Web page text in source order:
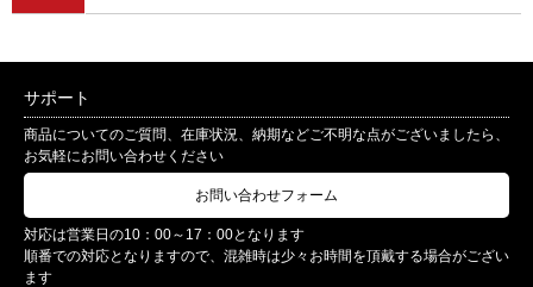
サポート
商品についてのご質問、在庫状況、納期などご不明な点がございましたら、
お気軽にお問い合わせください
お問い合わせフォーム
対応は営業日の10：00～17：00となります
順番での対応となりますので、混雑時は少々お時間を頂戴する場合がござい
ます